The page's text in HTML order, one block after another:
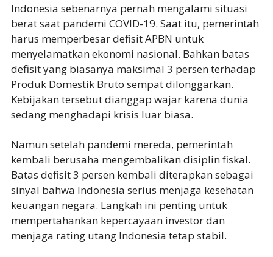
Indonesia sebenarnya pernah mengalami situasi
berat saat pandemi COVID-19. Saat itu, pemerintah
harus memperbesar defisit APBN untuk
menyelamatkan ekonomi nasional. Bahkan batas
defisit yang biasanya maksimal 3 persen terhadap
Produk Domestik Bruto sempat dilonggarkan.
Kebijakan tersebut dianggap wajar karena dunia
sedang menghadapi krisis luar biasa.
Namun setelah pandemi mereda, pemerintah
kembali berusaha mengembalikan disiplin fiskal.
Batas defisit 3 persen kembali diterapkan sebagai
sinyal bahwa Indonesia serius menjaga kesehatan
keuangan negara. Langkah ini penting untuk
mempertahankan kepercayaan investor dan
menjaga rating utang Indonesia tetap stabil.